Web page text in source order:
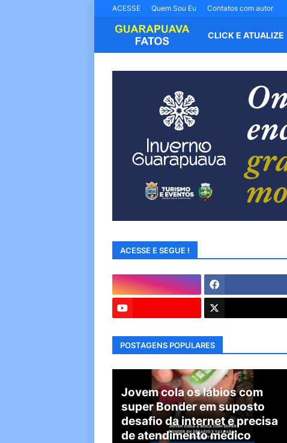
ACESSE Quem Sou Eu Contatos com autor
CLICK E ATUALIZE
ACESSE E SEGUE !
POSTAGENS POPULARES
Jovem cola os lábios com
super Bonder em suposto
desafio da internet e precisa
de atendimento médico